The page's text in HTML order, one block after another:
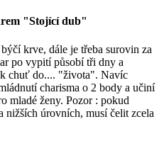
"Stojící dub"
krve, dále je třeba surovin za
po vypití působí tři dny a
chuť do.... "života". Navíc
charisma o 2 body a učiní
mladé ženy. Pozor : pokud
nižších úrovních, musí čelit zcela